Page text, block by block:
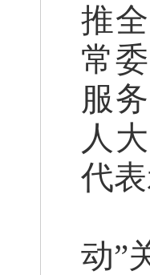
推
常
服
人
代
动”